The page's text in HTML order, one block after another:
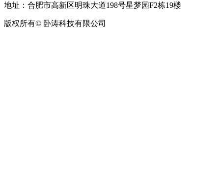
地址：合肥市高新区明珠大道198号星梦园F2栋19楼
版权所有© 卧涛科技有限公司